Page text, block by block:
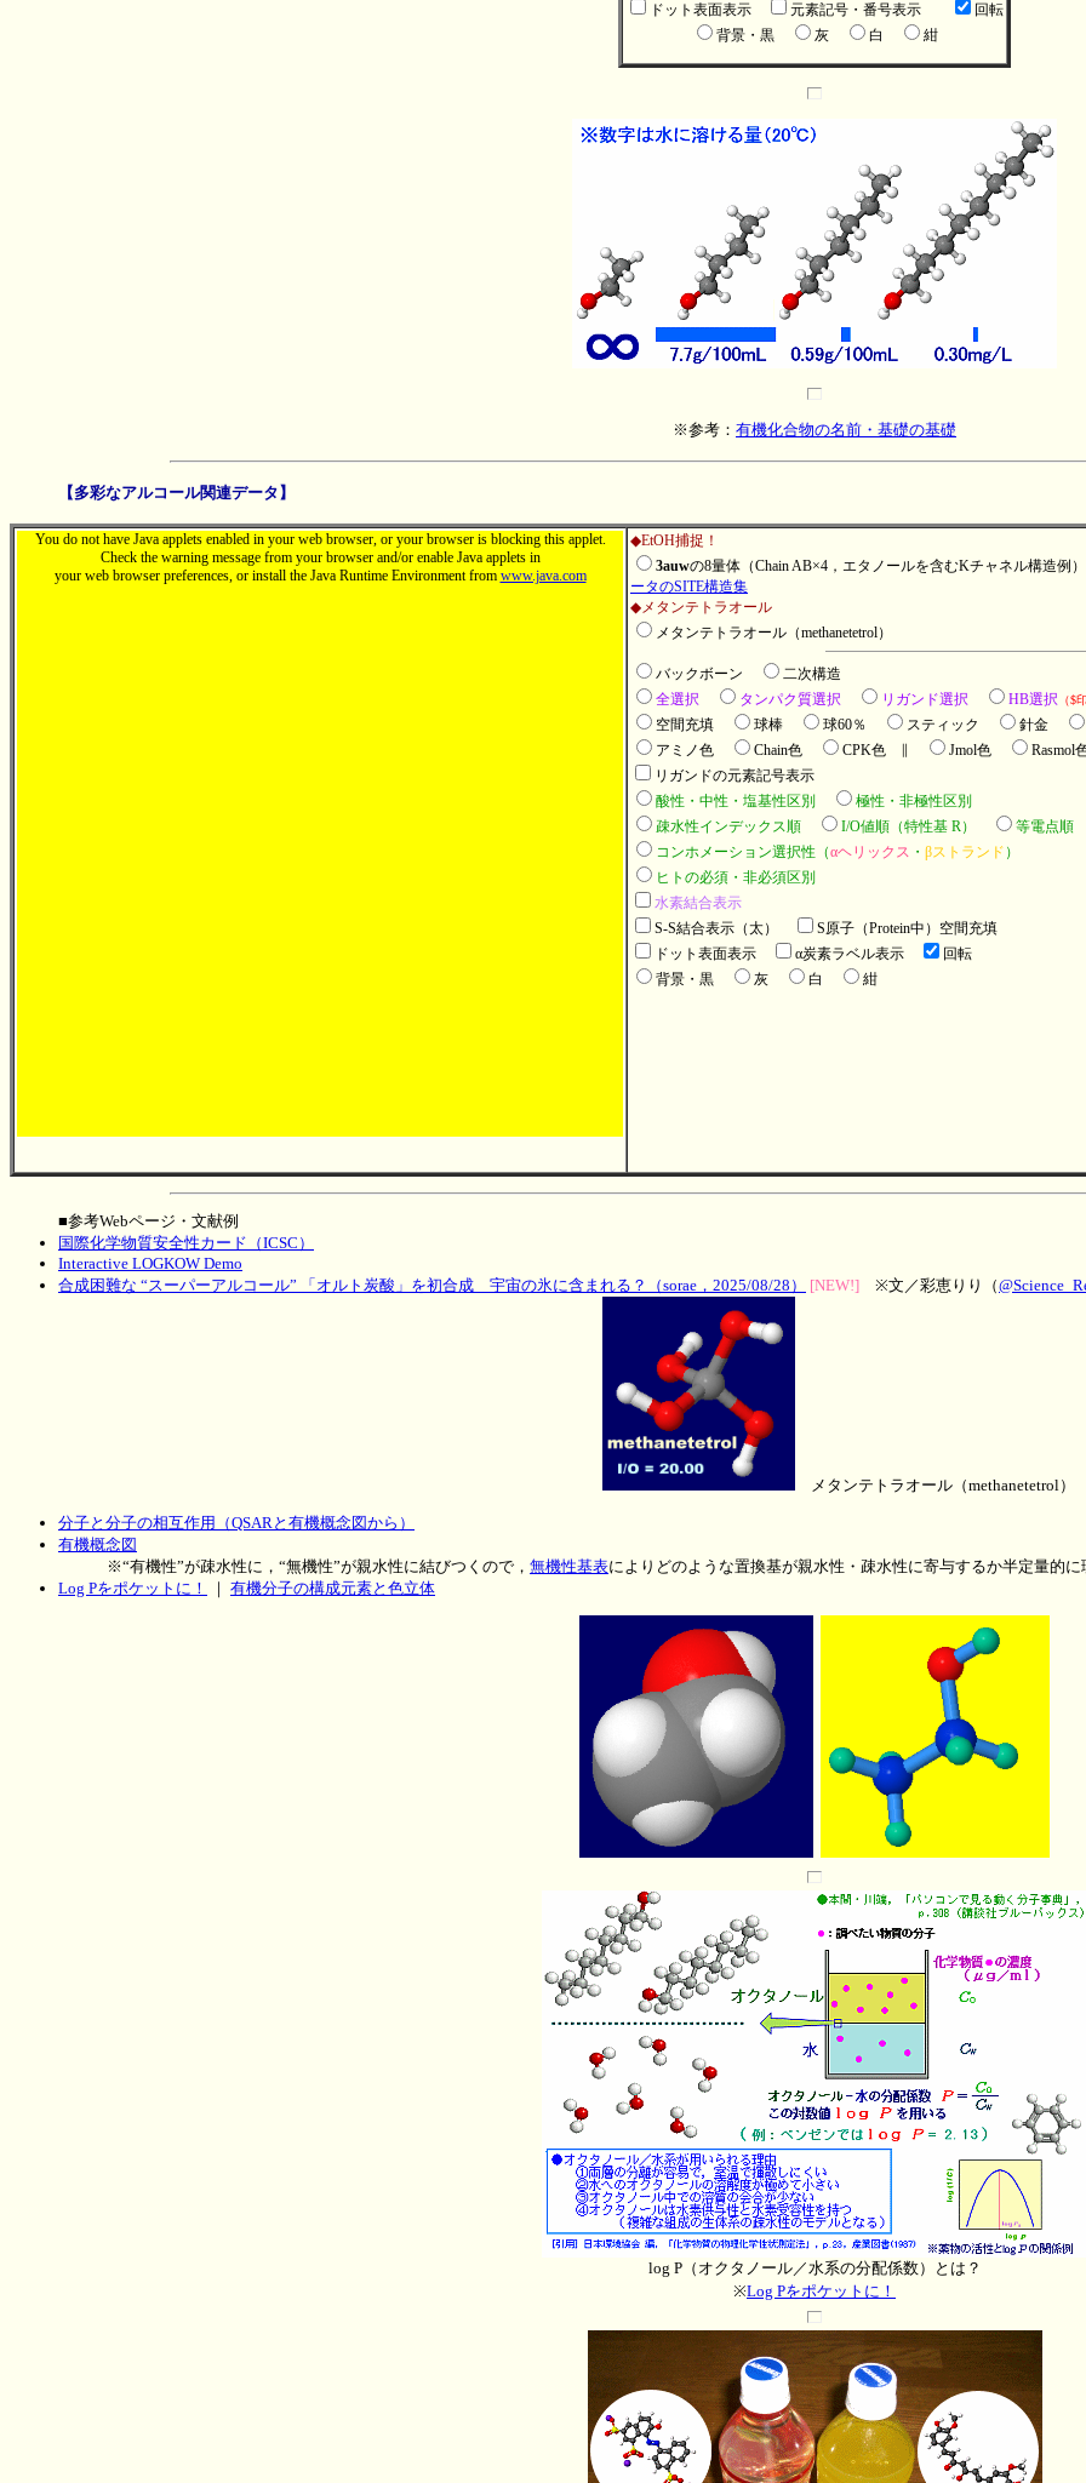
ドット表面表示
元素記号・番号表示
回転
背景・黒
灰 白 紺
※参考： 有機化合物の名前・基礎の基礎
【多彩なアルコール関連データ】
You do not have Java applets enabled in your web browser, or your browser is blocking this applet.
Check the warning message from your browser and/or enable Java applets in
your web browser preferences, or install the Java Runtime Environment from www.java.com
◆EtOH捕捉！
3auwの8量体（Chain AB×4，エタノールを含むKチャネル構造例
ータのSITE構造集
◆メタンテトラオール
メタンテトラオール（methanetetrol）
バックボーン
二次構造
全選択
タンパク質選択 リガンド選択 HB選択 （$
空間充填 球棒 球60％ スティック 針金
アミノ色
Chain色 CPK色 ∥ Jmol色
Rasmol
リガンドの元素記号表示
酸性・中性・塩基性区別
極性・非極性区別
疎水性インデックス順
I/O値順（特性基 R）
等電点順
コンホメーション選択性（αヘリックス ・ βストランド ）
ヒトの必須・非必須区別
水素結合表示
S-S結合表示（太）
S原子（Protein中）空間充填
ドット表面表示
α炭素ラベル表示
回転
背景・黒
灰 白 紺
■参考Webページ・文献例
国際化学物質安全性カード（ICSC）
Interactive LOGKOW Demo
合成困難な “スーパーアルコール” 「オルト炭酸」を初合成 宇宙の氷に含まれる？（sorae，2025/08/28）
[NEW!] ※文／彩恵りり（
メタンテトラオール（methanetetrol）
分子と分子の相互作用（QSARと有機概念図から）
有機概念図
※“有機性”が疎水性に，“無機性”が親水性に結びつくので， 無機性基表によりどのような置換基が親水性・疎水性に寄与するか半定量的
Log Pをポケットに！
｜ 有機分子の構成元素と色立体
log P（オクタノール／水系の分配係数）とは？
※Log Pをポケットに！